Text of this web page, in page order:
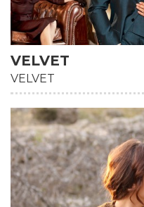
VELVET
VELVET